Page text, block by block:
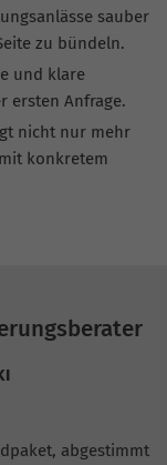
sauber
zu bündeln.
und klare
ersten Anfrage.
nicht nur mehr
konkretem
abgestimmt